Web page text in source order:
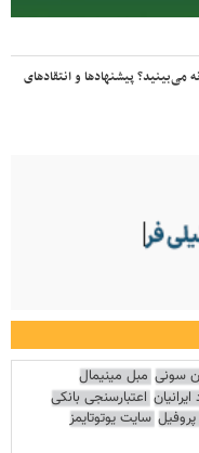
می‌بینید؟ پیشنهادها و انتقادهای
سونی مبل مینیمال
اعتبارسنجی بانکی
سایت یوتوتایمز